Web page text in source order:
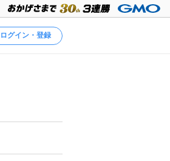
ログイン・登録